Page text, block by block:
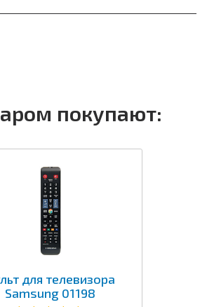
покупают:
для телевизора
Samsung 01198